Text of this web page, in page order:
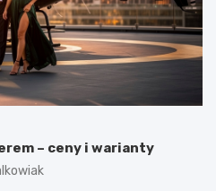
– ceny i warianty